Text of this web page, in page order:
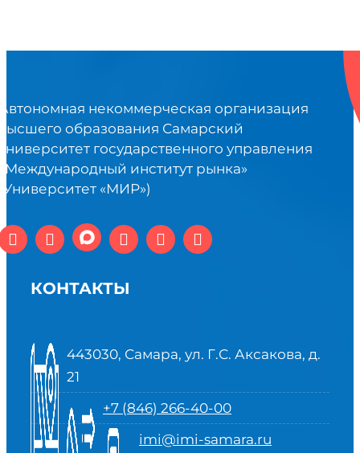
некоммерческая организация
образования Самарский
государственного управления
институт рынка»
«МИР»)
КОНТАКТЫ
443030, Самара, ул. Г.С. Аксакова, д.
21
+7 (846) 266-40-00
imi@imi-samara.ru